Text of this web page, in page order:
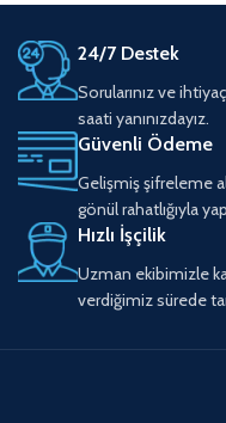
24/7 Destek
Sorularınız ve
saati yanınızdayız.
Güvenli Ödeme
Gelişmiş şifreleme
gönül rahatlığıyla
Hızlı İşçilik
Uzman ekibimizle
verdiğimiz sürede